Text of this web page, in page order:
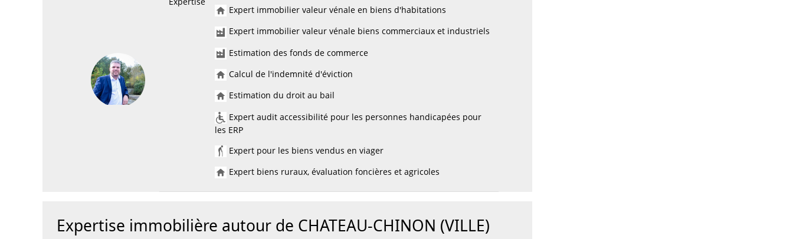
Expert immobilier valeur vénale en biens d'habitations
Expert immobilier valeur vénale biens commerciaux et industriels
Estimation des fonds de commerce
Calcul de l'indemnité d'éviction
Estimation du droit au bail
Expert audit accessibilité pour les personnes handicapées pour
les ERP
Expert pour les biens vendus en viager
Expert biens ruraux, évaluation foncières et agricoles
Expertise immobilière autour de CHATEAU-CHINON (VILLE)